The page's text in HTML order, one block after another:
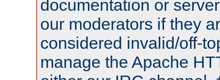
documentation or
our moderators if they
considered invalid/off-
manage the Apache